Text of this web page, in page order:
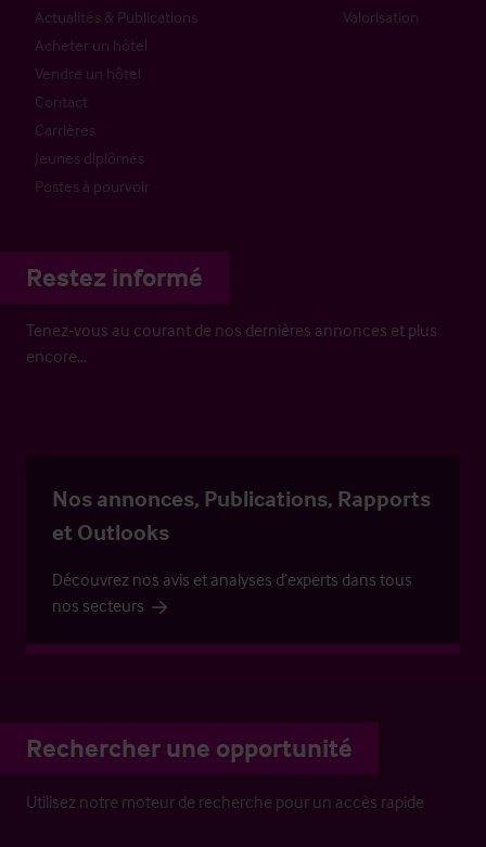
Actualités & Publications
Acheter un hôtel
Vendre un hôtel
Contact
Carrières
Jeunes diplômés
Postes à pourvoir
Valorisation
Restez informé
Tenez-vous au courant de nos dernières annonces et plus
encore…
Nos annonces, Publications, Rapports
et Outlooks
Découvrez nos avis et analyses d’experts dans tous
nos secteurs
Rechercher une opportunité
Utilisez notre moteur de recherche pour un accès rapide